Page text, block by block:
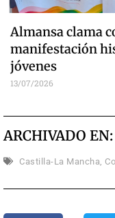
Almansa clama
manifestación
jóvenes
13/07/2026
ARCHIVADO EN:
Castilla-La Mancha